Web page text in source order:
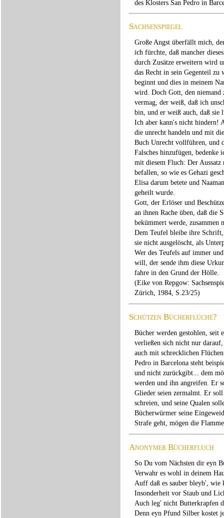
des Klosters San Pedro in
Sachsenspiegel
Große Angst überfällt mich,
ich fürchte, daß mancher
durch Zusätze erweitern wird
das Recht in sein Gegenteil zu
beginnt und dies in meinem
wird. Doch Gott, den niemand
vermag, der weiß, daß ich
bin, und er weiß auch, daß sie
Ich aber kann's nicht hindern!
die unrecht handeln und mit
Buch Unrecht vollführen, und
Falsches hinzufügen, bedenke
mit diesem Fluch: Der Aussatz
befallen, so wie es Gehazi
Elisa darum betete und
geheilt wurde.
Gott, der Erlöser und
an ihnen Rache üben, daß die
bekümmert werde, zusammen
Dem Teufel bleibe ihre Schrift,
sie nicht ausgelöscht, als
Wer des Teufels auf immer
will, der sende ihm diese
fahre in den Grund der Hölle.
(Eike von Repgow:
Zürich, 1984, S.23/25)
Schützen Bücherflüche?
Bücher werden gestohlen,
verließen sich nicht nur
auch mit schrecklichen
Pedro in Barcelona steht
und nicht zurückgibt... dem
werden und ihn angreifen. Er
Glieder seien zermalmt. Er
schreien, und seine Qualen
Bücherwürmer seine
Strafe geht, mögen die
Anonymer Bücherfluch
So Du vom Nächsten dir eyn
Verwahr es wohl in deinem
Auff daß es sauber bleyb', wie
Insonderheit vor Staub und
Auch leg' nicht Butterkrapfen
Denn eyn Pfund Silber kostet